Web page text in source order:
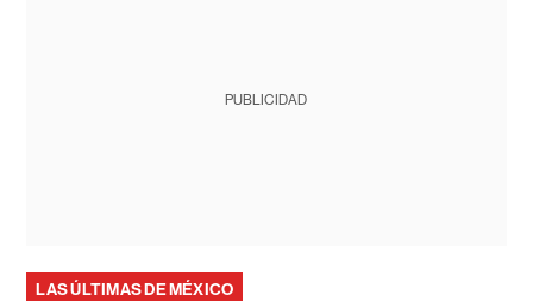
PUBLICIDAD
LAS ÚLTIMAS DE MÉXICO